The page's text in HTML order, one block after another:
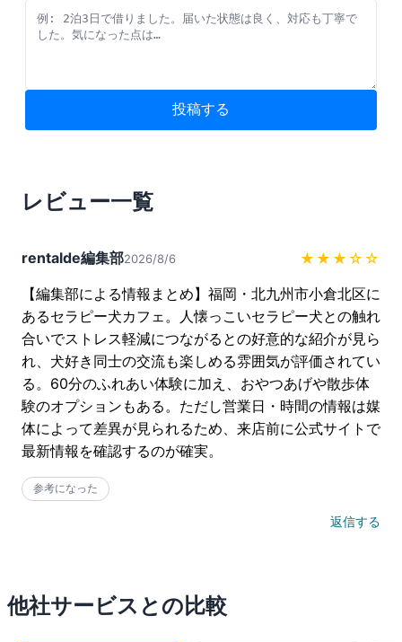
投稿する
レビュー一覧
rentalde編集部2026/8/6 ★★★ ☆☆
【編集部による情報まとめ】福岡・北九州市小倉北区に
あるセラピー犬カフェ。人懐っこいセラピー犬との触れ
合いでストレス軽減につながるとの好意的な紹介が見ら
れ、犬好き同士の交流も楽しめる雰囲気が評価されてい
る。60分のふれあい体験に加え、おやつあげや散歩体
験のオプションもある。ただし営業日・時間の情報は媒
体によって差異が見られるため、来店前に公式サイトで
最新情報を確認するのが確実。
参考になった
返信する
他社サービスとの比較